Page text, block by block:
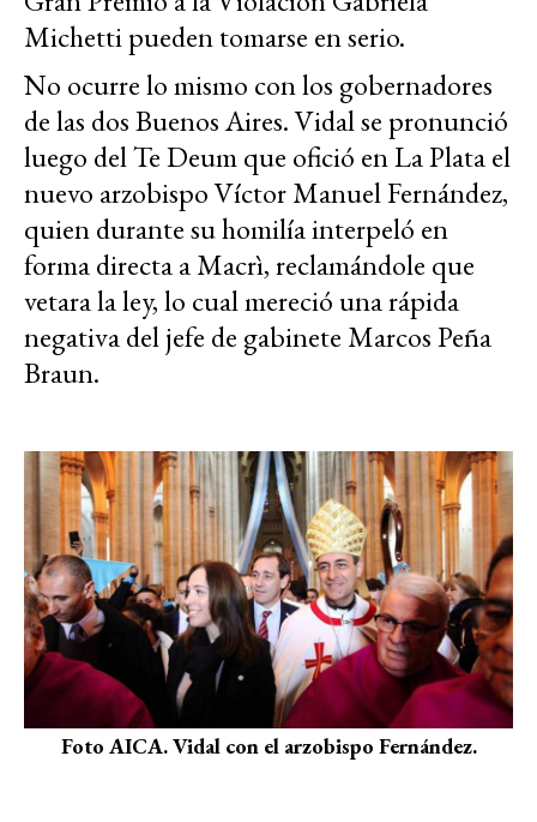
Michetti pueden tomarse en serio.
No ocurre lo mismo con los gobernadores
de las dos Buenos Aires. Vidal se pronunció
luego del Te Deum que ofició en La Plata el
nuevo arzobispo Víctor Manuel Fernández,
quien durante su homilía interpeló en
forma directa a Macrì, reclamándole que
vetara la ley, lo cual mereció una rápida
negativa del jefe de gabinete Marcos Peña
Braun.
Foto AICA. Vidal con el arzobispo Fernández.